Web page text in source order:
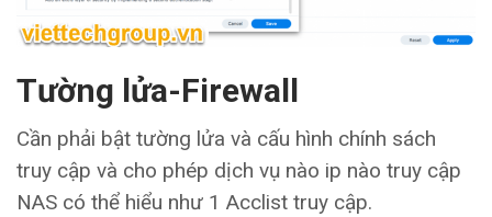
Tường lửa-Firewall
Cần phải bật tường lửa và cấu hình chính sách
truy cập và cho phép dịch vụ nào ip nào truy cập
NAS có thể hiểu như 1 Acclist truy cập.